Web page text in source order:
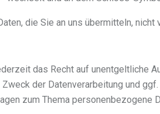
die Sie an uns übermitteln,
das Recht auf unentgeltliche
der Datenverarbeitung und
zum Thema personenbezogene